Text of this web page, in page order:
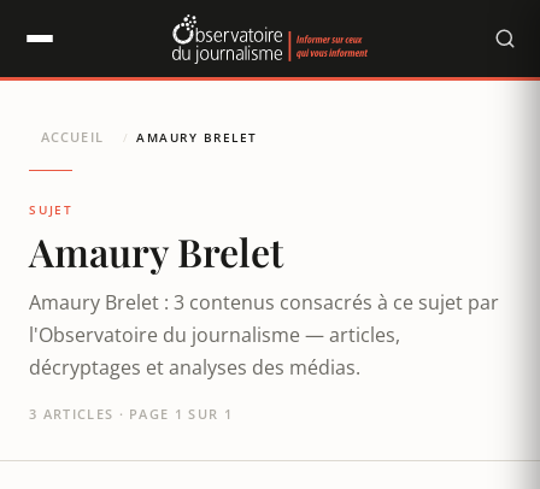
ACCUEIL / AMAURY BRELET
SUJET
Amaury Brelet
Amaury Brelet : 3 contenus consacrés à ce sujet par
l'Observatoire du journalisme — articles,
décryptages et analyses des médias.
3 ARTICLES · PAGE 1 SUR 1
Panneau de gestion des cookies